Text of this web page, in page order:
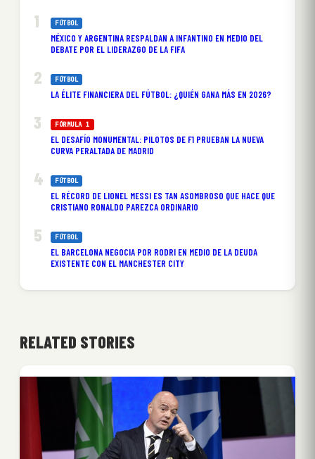
FÚTBOL
MÉXICO Y ARGENTINA RESPALDAN A INFANTINO EN MEDIO DEL
DEBATE POR EL LIDERAZGO DE LA FIFA
FÚTBOL
LA ÉLITE FINANCIERA DEL FÚTBOL: ¿QUIÉN GANA MÁS EN 2026?
FÓRMULA 1
EL DESAFÍO MONUMENTAL: PILOTOS DE F1 PRUEBAN LA NUEVA
CURVA PERALTADA DE MADRID
FÚTBOL
EL RÉCORD DE LIONEL MESSI ES TAN ASOMBROSO QUE HACE QUE
CRISTIANO RONALDO PAREZCA ORDINARIO
FÚTBOL
EL BARCELONA NEGOCIA POR RODRI EN MEDIO DE LA DEUDA
EXISTENTE CON EL MANCHESTER CITY
RELATED STORIES